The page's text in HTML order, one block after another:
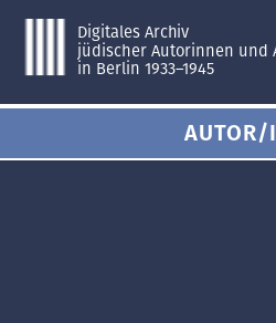
Digitales Archiv
jüdischer Autorinnen und
in Berlin 1933–1945
AUTOR/